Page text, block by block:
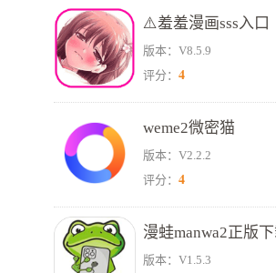
⚠️羞羞漫画sss入口
版本：V8.5.9
评分： 4
weme2微密猫
版本：V2.2.2
评分： 4
漫蛙manwa2正版
版本：V1.5.3